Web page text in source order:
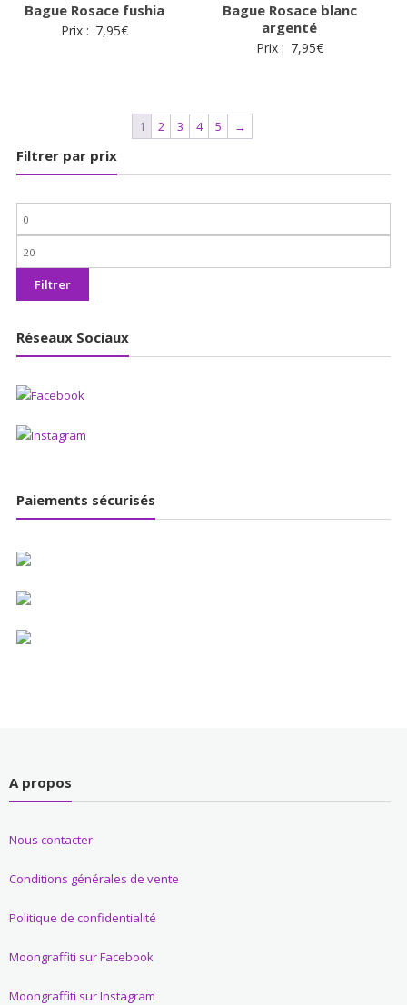
Bague Rosace fushia
Prix : 7,95€
Bague Rosace blanc
argenté
Prix : 7,95€
1 2 3 4 5 →
Filtrer par prix
Prix
min
Prix
max
Filtrer
Réseaux Sociaux
Paiements sécurisés
A propos
Nous contacter
Conditions générales de vente
Politique de confidentialité
Moongraffiti sur Facebook
Moongraffiti sur Instagram